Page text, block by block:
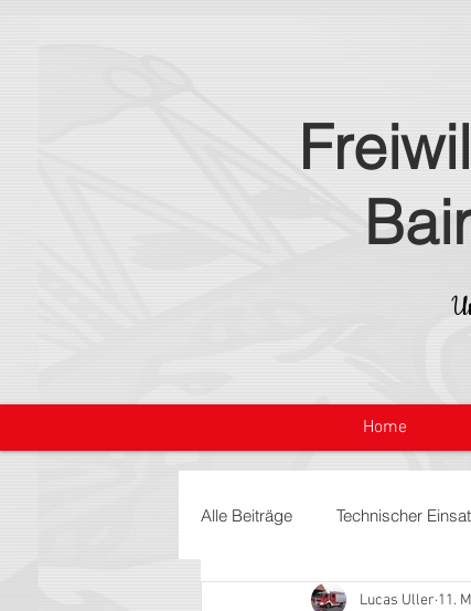
Home
Alle Beiträge Technischer
Lucas Uller 11.